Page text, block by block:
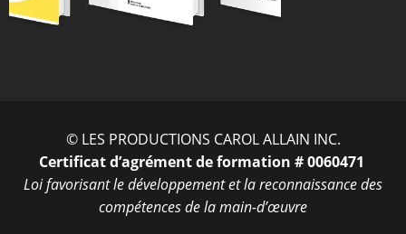
© LES PRODUCTIONS CAROL ALLAIN INC.
Certificat d’agrément de formation # 0060471
Loi favorisant le développement et la reconnaissance des
compétences de la main-d’œuvre